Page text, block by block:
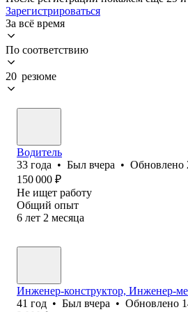
Зарегистрироваться
За всё время
По соответствию
20 резюме
Водитель
33 года • Был вчера • Обновлено
150 000 ₽
Не ищет работу
Общий опыт
6 лет 2 месяца
Инженер-конструктор, Инженер-
41 год • Был вчера • Обновлено